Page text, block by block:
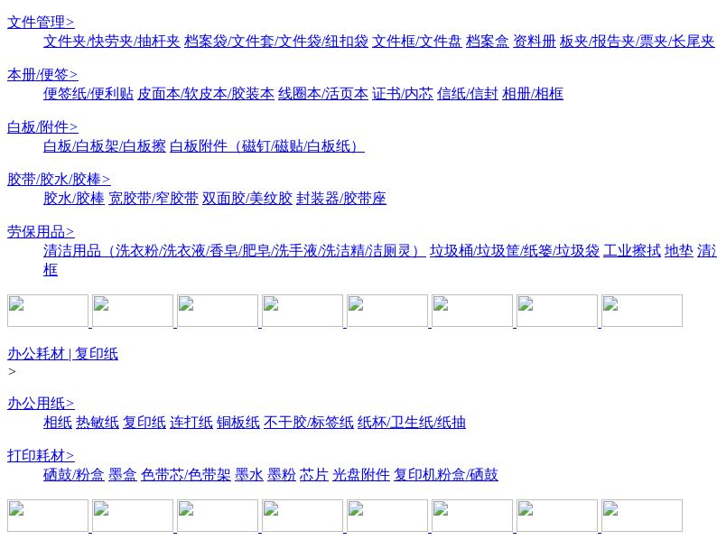
文件管理>
文件夹/快劳夹/抽杆夹 档案袋/文件套/文件袋/纽扣袋 文件框/文件盘 档案盒 资料册 板夹/报告夹/票夹/长尾夹
本册/便签>
便签纸/便利贴 皮面本/软皮本/胶装本 线圈本/活页本 证书/内芯 信纸/信封 相册/相框
白板/附件>
白板/白板架/白板擦 白板附件（磁钉/磁贴/白板纸）
胶带/胶水/胶棒>
胶水/胶棒 宽胶带/窄胶带 双面胶/美纹胶 封装器/胶带座
劳保用品>
清洁用品（洗衣粉/洗衣液/香皂/肥皂/洗手液/洗洁精/洁厕灵）
垃圾桶/垃圾筐/纸篓/垃圾袋 工业擦拭 地垫 清
框
办公耗材 | 复印纸
>
办公用纸>
相纸 热敏纸 复印纸 连打纸 铜板纸 不干胶/标签纸 纸杯/卫生纸/纸抽
打印耗材>
硒鼓/粉盒 墨盒 色带芯/色带架 墨水 墨粉 芯片 光盘附件 复印机粉盒/硒鼓